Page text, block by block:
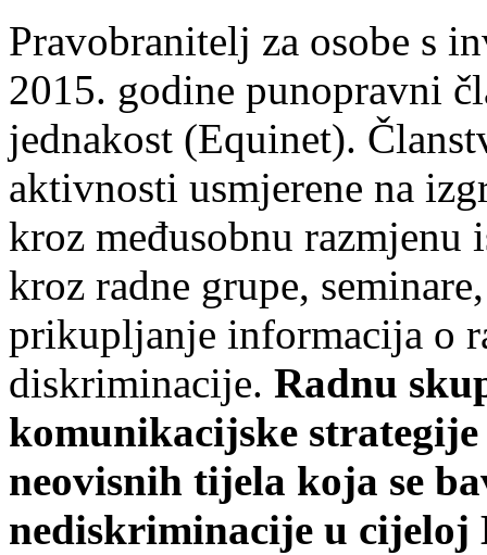
Pravobranitelj za osobe s
2015. godine punopravni
jednakost (Equinet).
aktivnosti usmjerene na
kroz međusobnu razmjenu
kroz radne grupe,
prikupljanje informacija o
diskriminacije. Radnu
komunikacijske
neovisnih tijela koja se
nediskriminacije u cijeloj